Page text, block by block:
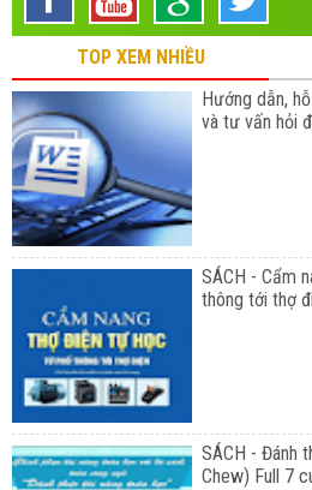
TOP XEM NHIỀU
Hướng dẫn,
và tư vấn hỏi
SÁCH - Cẩm
thông tới thợ
SÁCH - Đánh
Chew) Full 7